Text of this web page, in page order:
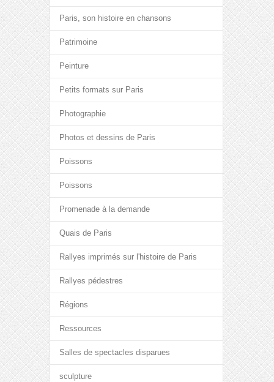
Paris, son histoire en chansons
Patrimoine
Peinture
Petits formats sur Paris
Photographie
Photos et dessins de Paris
Poissons
Poissons
Promenade à la demande
Quais de Paris
Rallyes imprimés sur l'histoire de Paris
Rallyes pédestres
Régions
Ressources
Salles de spectacles disparues
sculpture